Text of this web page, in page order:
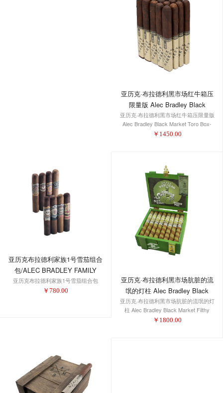
亚历克·布拉德利黑市场红牛箱压
限量版 Alec Bradley Black
Market Toro Box-Pressed Limited
Edition
亚历克·布拉德利黑市场红牛箱压限量版
Alec Bradley Black Market Toro Box-
Pressed Limited Edition
￥ 1450.00
亚历克布拉德利家族1号雪茄组合
包/ALEC BRADLEY FAMILY
SAMPLER #1
亚历克布拉德利家族1号雪茄组合包
￥ 780.00
亚历克·布拉德利黑市场肮脏的流
氓的灯柱 Alec Bradley Black
Market Filthy Hooligan Barber
Pole
亚历克·布拉德利黑市场肮脏的流氓的灯
柱 Alec Bradley Black Market Filthy
Hooligan Barber Pole
￥ 1800.00